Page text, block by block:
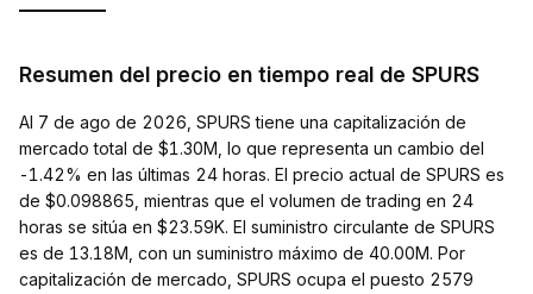
Resumen del precio en tiempo real de SPURS
Al 7 de ago de 2026, SPURS tiene una capitalización de
mercado total de $1.30M, lo que representa un cambio del
-1.42% en las últimas 24 horas. El precio actual de SPURS es
de $0.098865, mientras que el volumen de trading en 24
horas se sitúa en $23.59K. El suministro circulante de SPURS
es de 13.18M, con un suministro máximo de 40.00M. Por
capitalización de mercado, SPURS ocupa el puesto 2579